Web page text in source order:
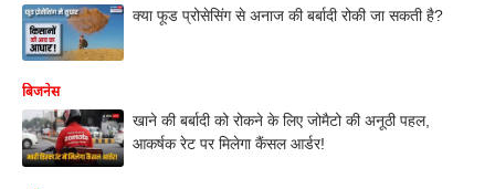
क्या फूड प्रोसेसिंग से अनाज की बर्बादी रोकी जा सकती है?
बिजनेस
खाने की बर्बादी को रोकने के लिए जोमैटो की अनूठी पहल,
आकर्षक रेट पर मिलेगा कैंसल आर्डर!